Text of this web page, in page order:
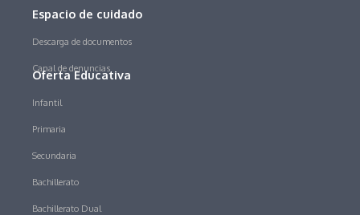
Espacio de cuidado
Descarga de documentos
Canal de denuncias
Oferta Educativa
Infantil
Primaria
Secundaria
Bachillerato
Bachillerato Dual